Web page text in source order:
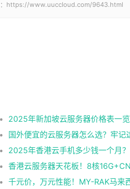
：https://www.uuccloud.com/9643.html
2025年新加坡云服务器价格表一览
2025年香港云手机多少钱一个月？